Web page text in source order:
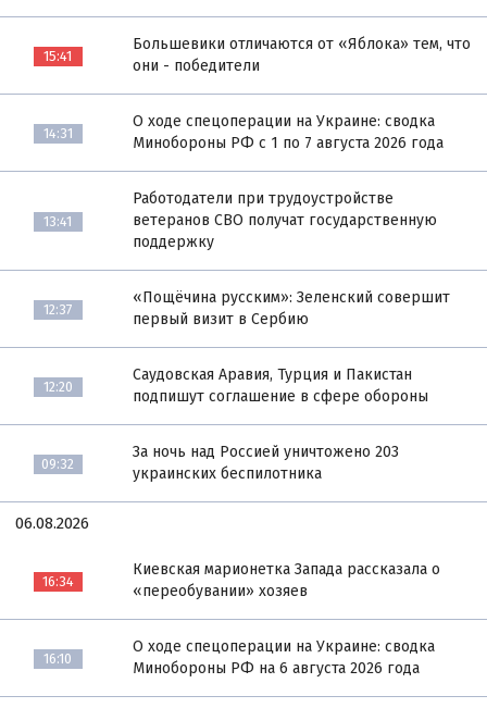
15:41
Большевики отличаются от «Яблока» тем, что
они - победители
14:31
О ходе спецоперации на Украине: сводка
Минобороны РФ с 1 по 7 августа 2026 года
13:41
Работодатели при трудоустройстве
ветеранов СВО получат государственную
поддержку
12:37
«Пощёчина русским»: Зеленский совершит
первый визит в Сербию
12:20
Саудовская Аравия, Турция и Пакистан
подпишут соглашение в сфере обороны
09:32
За ночь над Россией уничтожено 203
украинских беспилотника
06.08.2026
16:34
Киевская марионетка Запада рассказала о
«переобувании» хозяев
16:10
О ходе спецоперации на Украине: сводка
Минобороны РФ на 6 августа 2026 года